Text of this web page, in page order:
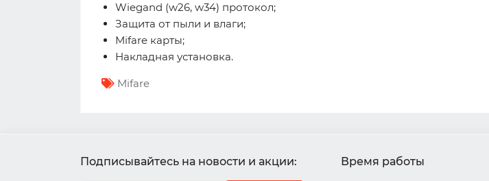
Wiegand (w26, w34) протокол;
Защита от пыли и влаги;
Mifare карты;
Накладная установка.
Mifare
Подписывайтесь на новости и акции: Время работы